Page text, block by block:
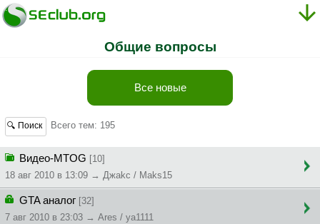
Общие вопросы
Все новые
🔍 Поиск Всего тем: 195
Видео-MTOG [10]
18 авг 2010 в 13:09 → Джakc / Maks15
GTA аналог [32]
7 авг 2010 в 23:03 → Ares / ya1111